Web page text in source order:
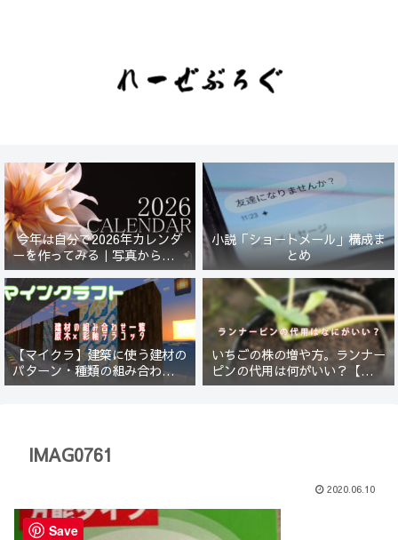
今年は自分で2026年カレンダ
ーを作ってみる｜写真から始ま
る小さなプロジェクト【一灯
花】
小説「ショートメール」構成ま
とめ
【マイクラ】建築に使う建材の
パターン・種類の組み合わせ一
覧！原木×彩釉テラコッタ編
いちごの株の増や方。ランナー
ピンの代用は何がいい？【５年
放置したイチゴは復活するの
IMAG0761
2020.06.10
Save